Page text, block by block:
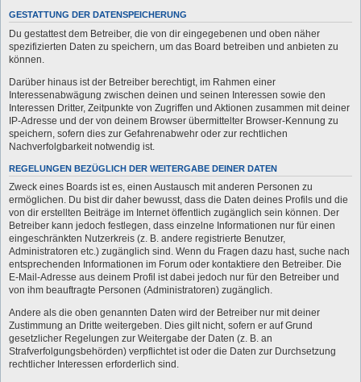
GESTATTUNG DER DATENSPEICHERUNG
Du gestattest dem Betreiber, die von dir eingegebenen und oben näher
spezifizierten Daten zu speichern, um das Board betreiben und anbieten zu
können.
Darüber hinaus ist der Betreiber berechtigt, im Rahmen einer
Interessenabwägung zwischen deinen und seinen Interessen sowie den
Interessen Dritter, Zeitpunkte von Zugriffen und Aktionen zusammen mit deiner
IP-Adresse und der von deinem Browser übermittelter Browser-Kennung zu
speichern, sofern dies zur Gefahrenabwehr oder zur rechtlichen
Nachverfolgbarkeit notwendig ist.
REGELUNGEN BEZÜGLICH DER WEITERGABE DEINER DATEN
Zweck eines Boards ist es, einen Austausch mit anderen Personen zu
ermöglichen. Du bist dir daher bewusst, dass die Daten deines Profils und die
von dir erstellten Beiträge im Internet öffentlich zugänglich sein können. Der
Betreiber kann jedoch festlegen, dass einzelne Informationen nur für einen
eingeschränkten Nutzerkreis (z. B. andere registrierte Benutzer,
Administratoren etc.) zugänglich sind. Wenn du Fragen dazu hast, suche nach
entsprechenden Informationen im Forum oder kontaktiere den Betreiber. Die
E-Mail-Adresse aus deinem Profil ist dabei jedoch nur für den Betreiber und
von ihm beauftragte Personen (Administratoren) zugänglich.
Andere als die oben genannten Daten wird der Betreiber nur mit deiner
Zustimmung an Dritte weitergeben. Dies gilt nicht, sofern er auf Grund
gesetzlicher Regelungen zur Weitergabe der Daten (z. B. an
Strafverfolgungsbehörden) verpflichtet ist oder die Daten zur Durchsetzung
rechtlicher Interessen erforderlich sind.